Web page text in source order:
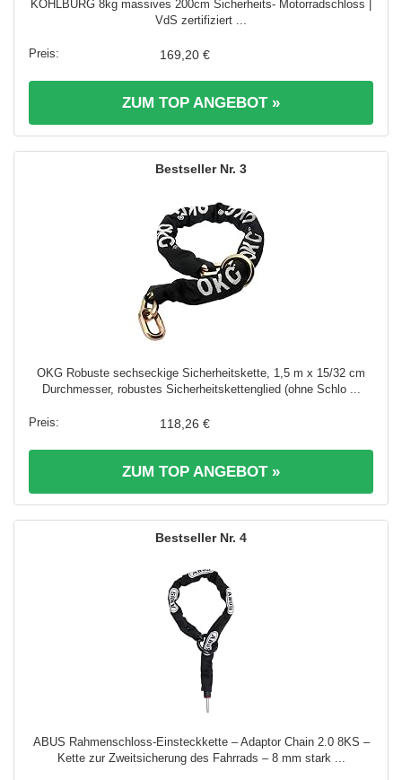
KOHLBURG 8kg massives 200cm Sicherheits- Motorradschloss |
VdS zertifiziert ...
169,20 €
ZUM TOP ANGEBOT »
3
OKG Robuste sechseckige Sicherheitskette, 1,5 m x 15/32 cm
Durchmesser, robustes Sicherheitskettenglied (ohne Schlo ...
118,26 €
ZUM TOP ANGEBOT »
4
ABUS Rahmenschloss-Einsteckkette – Adaptor Chain 2.0 8KS –
Kette zur Zweitsicherung des Fahrrads – 8 mm stark ...